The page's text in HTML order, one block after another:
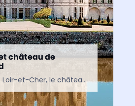
château de
Au cœur du Loir-et-Cher, le château de Chambord est le plus vaste des châteaux du Val de Loire. Chef-d’œuvre de la Renaissance voulu par François Ier, il fascine autant par…